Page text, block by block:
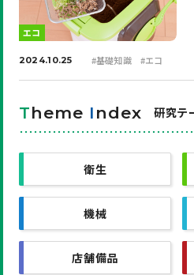
エコ
2024.10.25 #基礎知識 #エコ
Theme I ndex 研究テ
衛生
機械
店舗備品